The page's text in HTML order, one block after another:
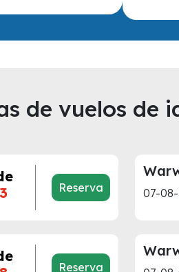
de vuelos de
Reserva 07-
Reserva